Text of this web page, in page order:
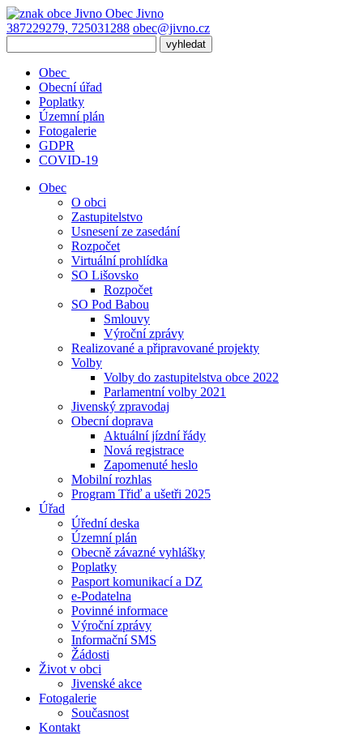
Obec Jivno
387229279, 725031288 obec@jivno.cz
Obec
Obecní úřad
Poplatky
Územní plán
Fotogalerie
GDPR
COVID-19
Obec
O obci
Zastupitelstvo
Usnesení ze zasedání
Rozpočet
Virtuální prohlídka
SO Lišovsko
Rozpočet
SO Pod Babou
Smlouvy
Výroční zprávy
Realizované a připravované projekty
Volby
Volby do zastupitelstva obce 2022
Parlamentní volby 2021
Jivenský zpravodaj
Obecní doprava
Aktuální jízdní řády
Nová registrace
Zapomenuté heslo
Mobilní rozhlas
Program Třiď a ušetři 2025
Úřad
Úřední deska
Územní plán
Obecně závazné vyhlášky
Poplatky
Pasport komunikací a DZ
e-Podatelna
Povinné informace
Výroční zprávy
Informační SMS
Žádosti
Život v obci
Jivenské akce
Fotogalerie
Současnost
Kontakt